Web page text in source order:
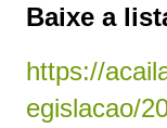
Baixe a
https://
egislacao/